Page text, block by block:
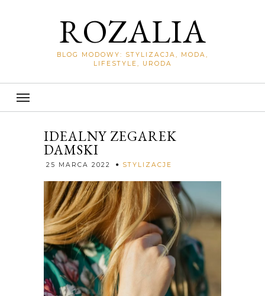
ROZALIA
BLOG MODOWY: STYLIZACJA, MODA,
LIFESTYLE, URODA
IDEALNY ZEGAREK
DAMSKI
25 MARCA 2022 STYLIZACJE